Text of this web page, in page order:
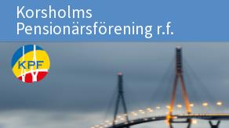
Korsholms
Pensionärsförening r.f.